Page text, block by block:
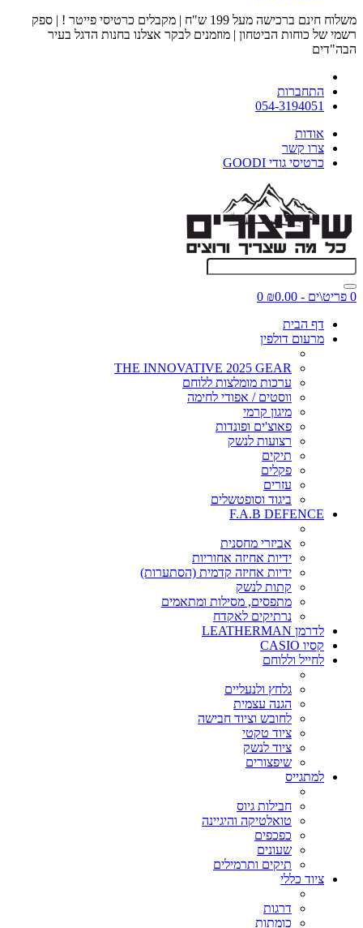
משלוח חינם ברכישה מעל 199 ש"ח | מקבלים כרטיסי פייטר ! | ספק
רשמי של כוחות הביטחון | מוזמנים לבקר אצלנו בחנות הדגל בעיר
הבה"דים
התחברות
054-3194051
אודות
צרו קשר
כרטיסי גודי GOODI
0 פריט\ים - ₪0.00
0
דף הבית
מרעום דולפין
THE INNOVATIVE 2025 GEAR
ערכות מומלצות ללוחם
ווסטים / אפודי לחימה
מיגון קרמי
פאוצ'ים ופונדות
רצועות לנשק
תיקים
פקלים
עזרים
ביגוד וסופטשלים
F.A.B DEFENCE
אביזרי מחסנית
ידיות אחיזה אחוריות
ידיות אחיזה קדמית (הסתערות)
קתות לנשק
מתפסים, מסילות ומתאמים
נרתיקים לאקדח
לדרמן LEATHERMAN
קסיו CASIO
לחייל וללוחם
גלחץ ולנעליים
הגנה עצמית
לחובש וציוד חבישה
ציוד טקטי
ציוד לנשק
שיפצורים
למתגייס
חבילות גיוס
טואלטיקה והיגיינה
כפכפים
שעונים
תיקים ותרמילים
ציוד כללי
דרגות
כומתות